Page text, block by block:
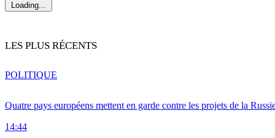
Loading...
LES PLUS RÉCENTS
Quatre pays européens mettent en garde contre les projets de la
14:44
POLITIQUE